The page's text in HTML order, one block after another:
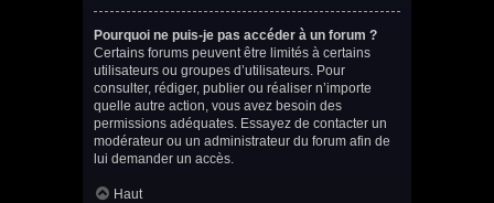
Pourquoi ne puis-je pas accéder à un forum ?
Certains forums peuvent être limités à certains
utilisateurs ou groupes d’utilisateurs. Pour
consulter, rédiger, publier ou réaliser n’importe
quelle autre action, vous avez besoin des
permissions adéquates. Essayez de contacter un
modérateur ou un administrateur du forum afin de
lui demander un accès.
Haut